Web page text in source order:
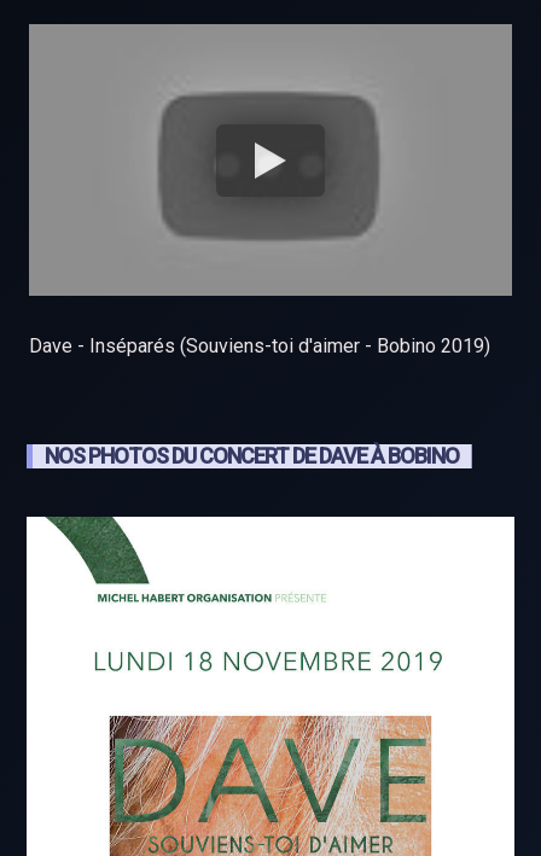
Dave - Inséparés (Souviens-toi d'aimer - Bobino 2019)
NOS PHOTOS DU CONCERT DE DAVE À BOBINO